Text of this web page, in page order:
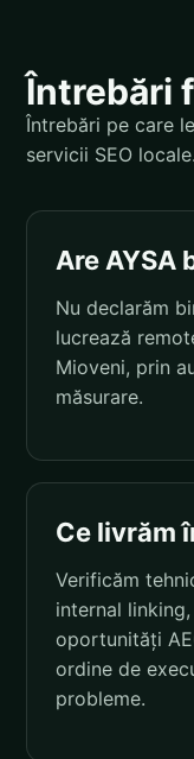
Întrebări
Întrebări pe care
servicii SEO locale.
Are AYSA
Nu declarăm
lucrează
Mioveni, prin
măsurare.
Ce livrăm
Verificăm
internal
oportunități
ordine de
probleme.